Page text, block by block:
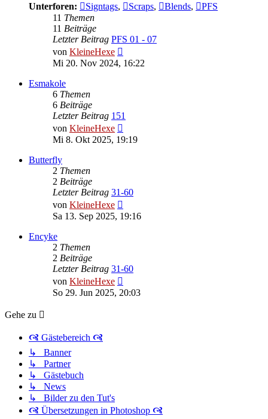
Unterforen:
Signtags, Scraps, Blends,
PFS
11 Themen
11 Beiträge
Letzter Beitrag PFS 01 - 07
von KleineHexe
Beitrag
Mi 20. Nov 2024, 16:22
Esmakole
6 Themen
6 Beiträge
Letzter Beitrag 151
von KleineHexe
Beitrag
Mi 8. Okt 2025, 19:19
Butterfly
2 Themen
2 Beiträge
Letzter Beitrag 31-60
von KleineHexe
Beitrag
Sa 13. Sep 2025, 19:16
Encyke
2 Themen
2 Beiträge
Letzter Beitrag 31-60
von KleineHexe
Beitrag
So 29. Jun 2025, 20:03
Gehe zu
🙧 Gästebereich 🙧
↳ Banner
↳ Partner
↳ Gästebuch
↳ News
↳ Bilder zu den Tut's
🙧 Übersetzungen in Photoshop 🙧